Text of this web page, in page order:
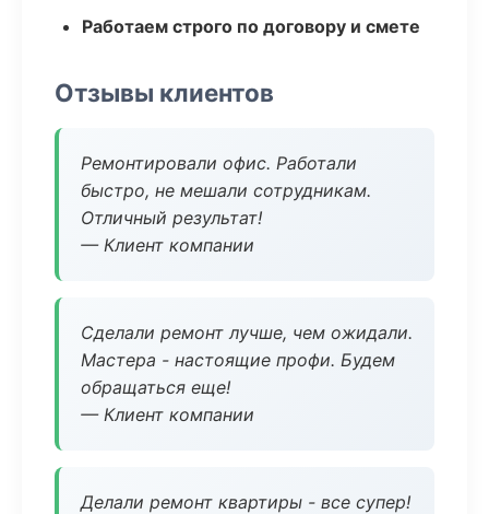
Работаем строго по договору и смете
Отзывы клиентов
Ремонтировали офис. Работали
быстро, не мешали сотрудникам.
Отличный результат!
— Клиент компании
Сделали ремонт лучше, чем ожидали.
Мастера - настоящие профи. Будем
обращаться еще!
— Клиент компании
Делали ремонт квартиры - все супер!